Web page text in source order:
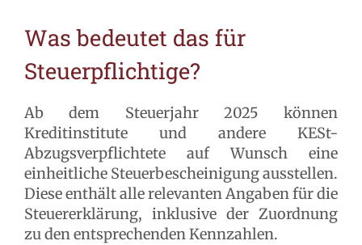
Was bedeutet das für
Steuerpflichtige?
Ab dem Steuerjahr 2025 können
Kreditinstitute und andere KESt-
Abzugsverpflichtete auf Wunsch eine
einheitliche Steuerbescheinigung ausstellen.
Diese enthält alle relevanten Angaben für die
Steuererklärung, inklusive der Zuordnung
zu den entsprechenden Kennzahlen.